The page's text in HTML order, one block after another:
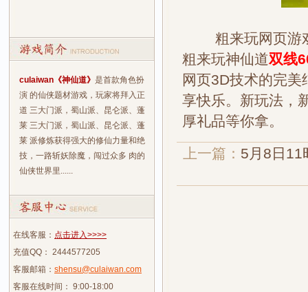
culaiwan《神仙道》 是首款角色扮
演 的仙侠题材游戏，玩家将拜入正
道 三大门派，蜀山派、昆仑派、蓬
莱 三大门派，蜀山派、昆仑派、蓬
莱 派修炼获得强大的修仙力量和绝
技，一路斩妖除魔，闯过众多 肉的
仙侠世界里......
在线客服： 点击进入>>>>
充值QQ： 2444577205
客服邮箱： shensu@culaiwan.com
客服在线时间： 9:00-18:00
粗来玩网页游戏
粗来玩神仙道双线
网页3D技术的完
享快乐。新玩法，
厚礼品等你拿。
上一篇： 5月8日11